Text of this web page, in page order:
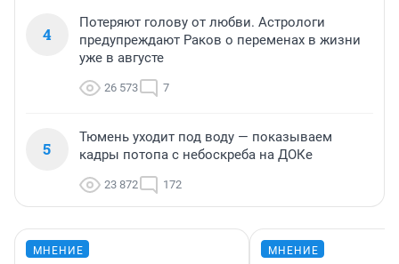
4
Потеряют голову от любви. Астрологи
предупреждают Раков о переменах в жизни
уже в августе
26 573 7
5
Тюмень уходит под воду — показываем
кадры потопа с небоскреба на ДОКе
23 872 172
МНЕНИЕ МНЕНИЕ